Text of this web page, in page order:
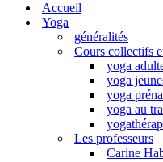
navigationAccueil
Yoga
généralités
Cours collectifs
yoga
yoga
yoga
yoga au
Les professeurs
Carine